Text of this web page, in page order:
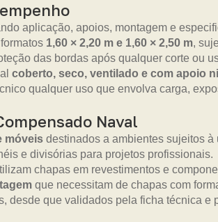
aplicação, apoios, montagem e
1,60 × 2,20 m e 1,60 × 2,50 m,
das bordas após qualquer corte ou
coberto, seco, ventilado e com apoio
qualquer uso que envolva carga,
Naval
móveis destinados a ambientes sujeitos à
e divisórias para projetos profissionais.
chapas em revestimentos e
que necessitam de chapas com
desde que validados pela ficha técnica e